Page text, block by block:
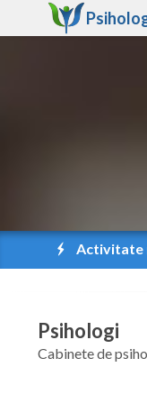
Activitate
Psihologi
Cabinete de